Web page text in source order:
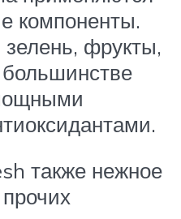
компоненты.
фрукты,
большинстве
также нежное